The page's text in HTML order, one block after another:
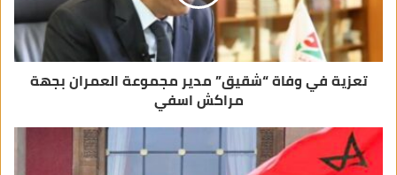
تعزية في وفاة “شقيق” مدير مجموعة العمران بجهة
مراكش اسفي